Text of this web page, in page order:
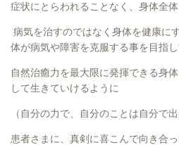
症状にとらわれることなく、身体全
病気を治すのではなく身体を健康に
体が病気や障害を克服する事を目指し
自然治癒力を最大限に発揮できる身
して生きていけるように
（自分の力で、自分のことは自分で出
患者さまに、真剣に喜こんで向き合